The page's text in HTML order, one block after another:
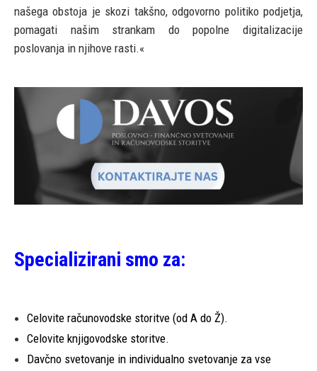
našega obstoja je skozi takšno, odgovorno politiko podjetja,
pomagati našim strankam do popolne digitalizacije
poslovanja in njihove rasti.«
Specializirani smo za:
Celovite računovodske storitve (od A do Ž).
Celovite knjigovodske storitve.
Davčno svetovanje in individualno svetovanje za vse